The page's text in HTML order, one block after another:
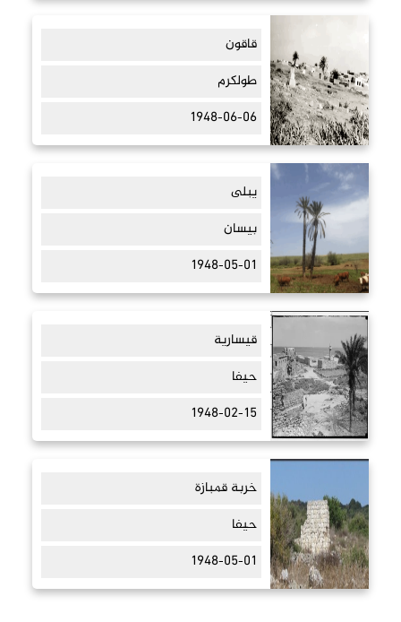
قاقون
طولكرم
1948-06-06
يبلى
بيسان
1948-05-01
قيسارية
حيفا
1948-02-15
خربة قمبازة
حيفا
1948-05-01